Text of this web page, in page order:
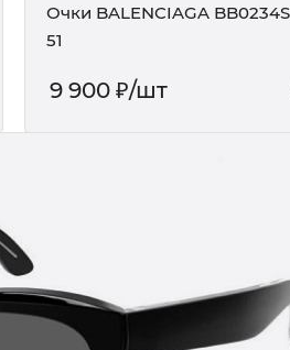
Очки BALENCIAGA
51
9 900₽/шт